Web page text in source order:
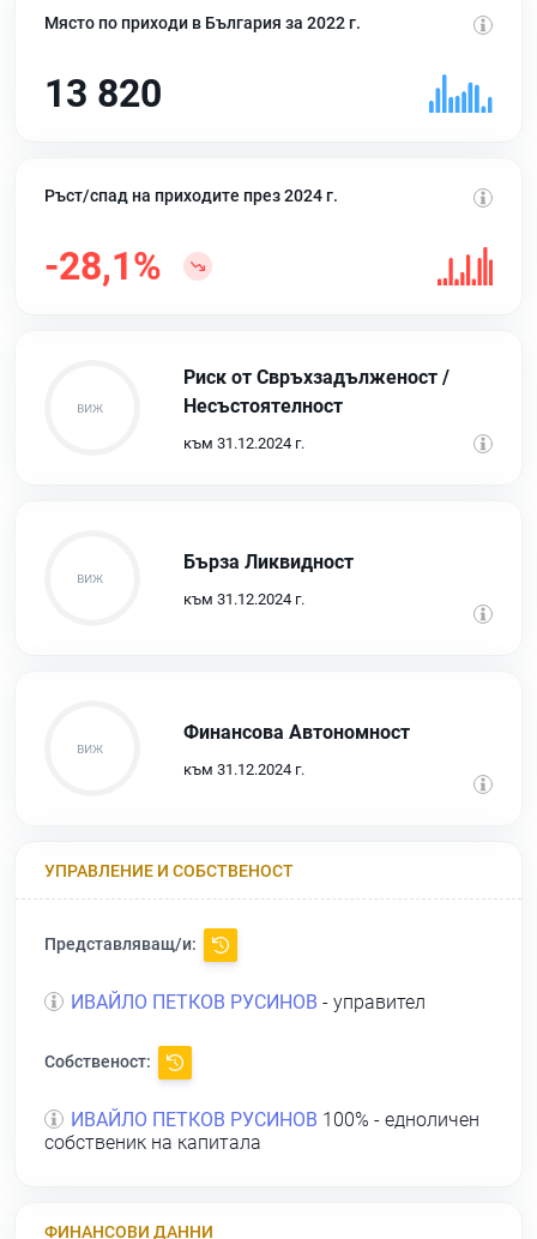
Място по приходи в България за 2022 г.
13 820
Ръст/спад на приходите през 2024 г.
-28,1%
Риск от Свръхзадълженост /
Несъстоятелност
към 31.12.2024 г.
Бърза Ликвидност
към 31.12.2024 г.
Финансова Автономност
към 31.12.2024 г.
УПРАВЛЕНИЕ И СОБСТВЕНОСТ
Представляващ/и:
ИВАЙЛО ПЕТКОВ РУСИНОВ - управител
Собственост:
ИВАЙЛО ПЕТКОВ РУСИНОВ 100% - едноличен
собственик на капитала
ФИНАНСОВИ ДАННИ